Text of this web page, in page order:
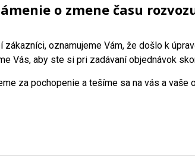
o zmene času
zákazníci, oznamujeme Vám, že došlo k
Vás, aby ste si pri zadávaní objednávok
za pochopenie a tešíme sa na vás a vaše